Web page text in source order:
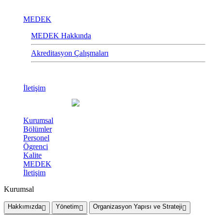
MEDEK
MEDEK Hakkında
Akreditasyon Çalışmaları
İletişim
Kurumsal
Bölümler
Personel
Ögrenci
Kalite
MEDEK
İletişim
Kurumsal
Hakkımızda Yönetim
Organizasyon Yapısı ve Strateji